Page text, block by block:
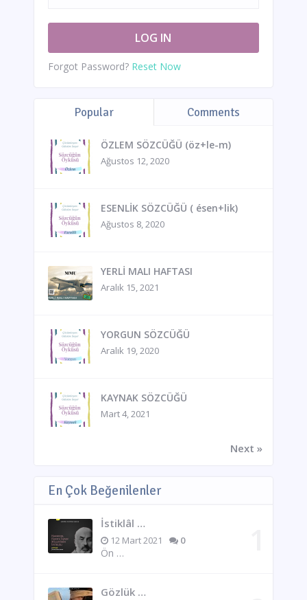
Forgot Password? Reset Now
Popular Comments
ÖZLEM SÖZCÜĞÜ (öz+le-m)
Ağustos 12, 2020
ESENLİK SÖZCÜĞÜ ( ésen+lik)
Ağustos 8, 2020
YERLİ MALI HAFTASI
Aralık 15, 2021
YORGUN SÖZCÜĞÜ
Aralık 19, 2020
KAYNAK SÖZCÜĞÜ
Mart 4, 2021
Next »
En Çok Beğenilenler
İstiklâl …
12 Mart 2021 0
Ön …
Gözlük …